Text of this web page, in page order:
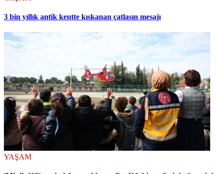
3 bin yıllık antik kentte kıskanan çatlasın mesajı
YAŞAM